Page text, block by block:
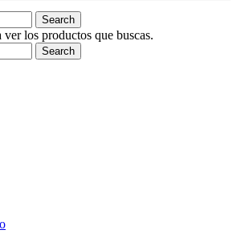
Search
los productos que buscas.
Search